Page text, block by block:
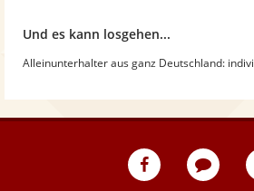
Und es kann losgehen...
Alleinunterhalter aus ganz Deutschland:
eventpeppers
Blog